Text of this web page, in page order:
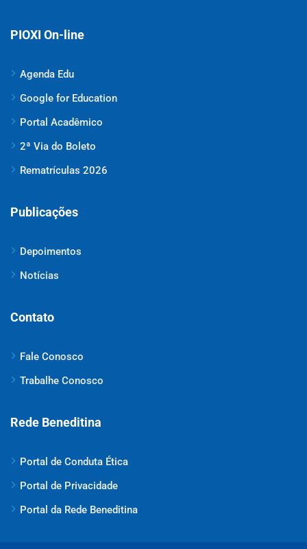
PIOXI On-line
Agenda Edu
Google for Education
Portal Acadêmico
2ª Via do Boleto
Rematrículas 2026
Publicações
Depoimentos
Notícias
Contato
Fale Conosco
Trabalhe Conosco
Rede Beneditina
Portal de Conduta Ética
Portal de Privacidade
Portal da Rede Beneditina